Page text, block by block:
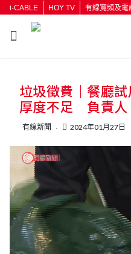
i-CABLE HOY TV 有線寬頻及電
按輸入
垃圾徵費｜餐廳
厚度不足 負責人
有線新聞 2024年01月27日